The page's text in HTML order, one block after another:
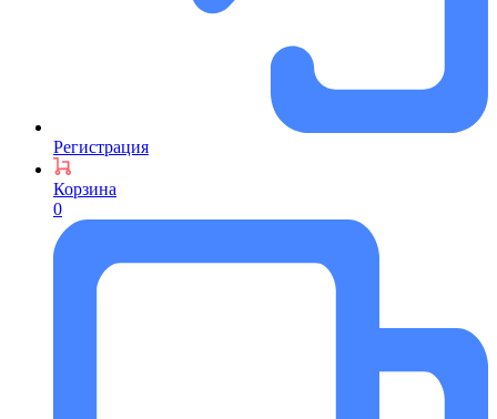
Регистрация
Корзина
0